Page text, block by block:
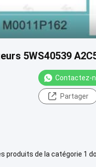
5WS40539
Contactez-
Partager
produits de la catégorie 1